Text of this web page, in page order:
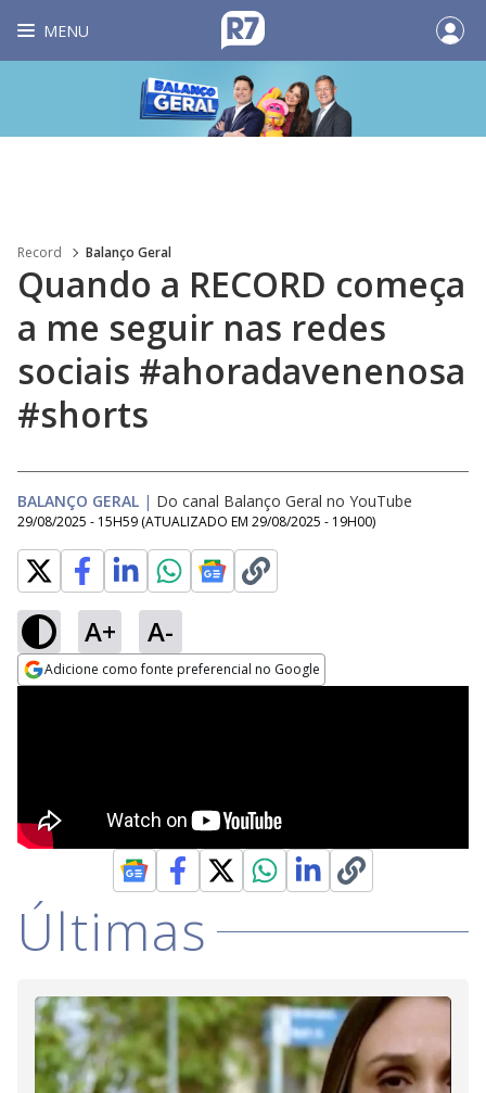
MENU
Record Balanço Geral
Quando a RECORD começa
a me seguir nas redes
sociais #ahoradavenenosa
#shorts
BALANÇO GERAL | Do canal Balanço Geral no YouTube
29/08/2025 - 15H59 (ATUALIZADO EM 29/08/2025 - 19H00)
A+ A-
Adicione como fonte preferencial no Google
Últimas